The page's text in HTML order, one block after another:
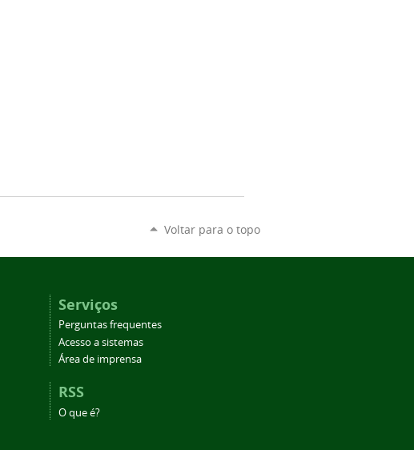
Voltar para o topo
Serviços
Perguntas frequentes
Acesso a sistemas
Área de imprensa
RSS
O que é?